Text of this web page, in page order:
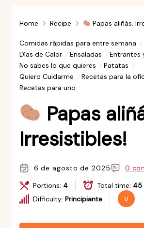
Home Recipe Papas aliñás.
Comidas rápidas para entre semana
Días de Calor
Ensaladas
Entrantes
No sabes lo que quieres
Patatas
Quiero Cuidarme
Recetas para la
Recetas para uno
Papas
Irresistibles!
6 de agosto de 2025
0
Portions: 4 Total time: 45
Difficulty: Principiante V